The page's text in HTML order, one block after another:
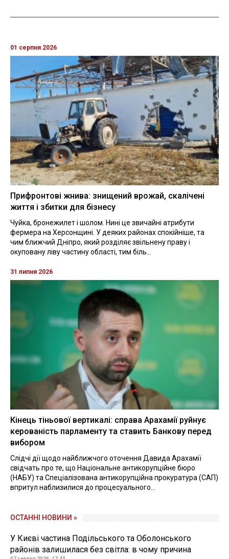
01 серпня 2026
Прифронтові жнива: знищений врожай, скалічені
життя і збитки для бізнесу
Чуйка, бронежилет і шолом. Нині це звичайні атрибути
фермера на Херсонщині. У деяких районах спокійніше, та
чим ближчий Дніпро, який розділяє звільнену праву і
окуповану ліву частину області, тим біль...
31 липня 2026
Кінець тіньової вертикалі: справа Арахамії руйнує
керованість парламенту та ставить Банкову перед
вибором
Слідчі дії щодо найближчого оточення Давида Арахамії
свідчать про те, що Національне антикорупційне бюро
(НАБУ) та Спеціалізована антикорупційна прокуратура (САП)
впритул наблизилися до процесуального...
ОСТАННІ НОВИНИ »
У Києві частина Подільського та Оболонського
районів залишилася без світла: в чому причина